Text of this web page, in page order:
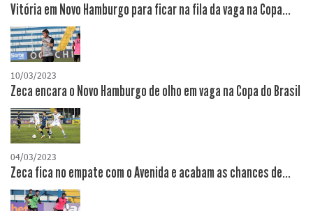
Vitória em Novo Hamburgo para ficar na fila da vaga na Copa...
10/03/2023
Zeca encara o Novo Hamburgo de olho em vaga na Copa do Brasil
04/03/2023
Zeca fica no empate com o Avenida e acabam as chances de...